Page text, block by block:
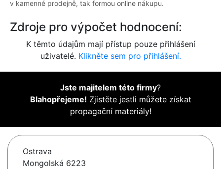
v kamenné prodejně, tak formou online nákupu.
Zdroje pro výpočet hodnocení:
K těmto údajům mají přístup pouze přihlášení
uživatelé. Klikněte sem pro přihlášení.
Jste majitelem této firmy?
Blahopřejeme! Zjistěte jestli můžete získat
propagační materiály!
Ostrava
Mongolská 6223